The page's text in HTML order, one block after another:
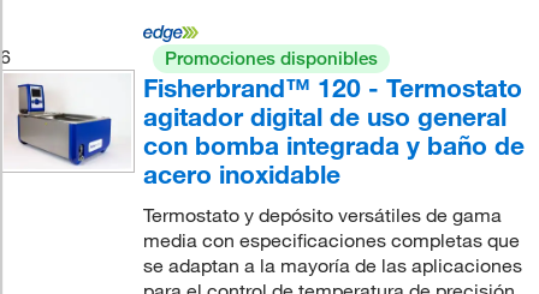
6 Promociones disponibles
Fisherbrand™ 120 - Termostato
agitador digital de uso general
con bomba integrada y baño de
acero inoxidable
Termostato y depósito versátiles de gama
media con especificaciones completas que
se adaptan a la mayoría de las aplicaciones